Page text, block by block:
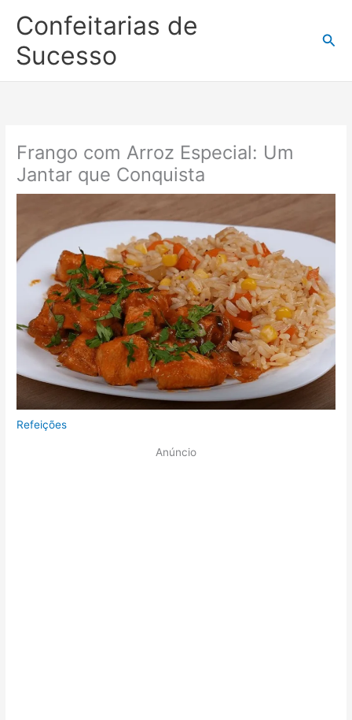
para
conteúdo
Confeitarias de
Sucesso
Frango com Arroz Especial: Um
Jantar que Conquista
Refeições
Anúncio